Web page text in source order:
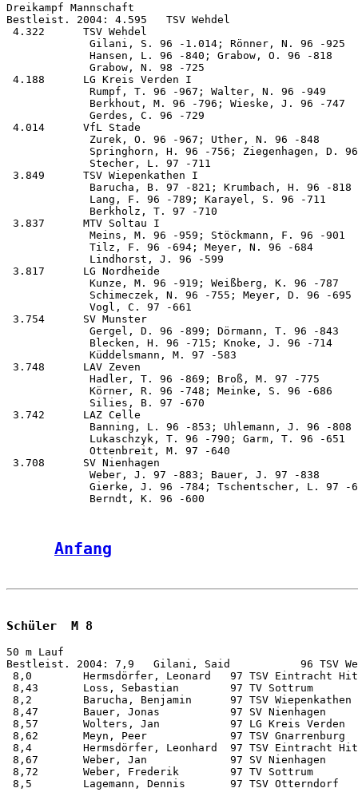
Dreikampf Mannschaft
Bestleist. 2004: 4.595   TSV Wehdel
4.322      TSV Wehdel
Gilani, S. 96 -
Hansen, L. 96 -
             Grabow, N. 98 -725
4.188      LG Kreis Verden I
Rumpf, T. 96 -
Berkhout, M. 96 -
             Gerdes, C. 96 -729
4.014      VfL Stade
Zurek, O. 96 -
Springhorn, H. 96 -756;
             Stecher, L. 97 -711
3.849      TSV Wiepenkathen I
Barucha, B. 97 -
Lang, F. 96 -789;
             Berkholz, T. 97 -710
3.837      MTV Soltau I
Meins, M. 96 -959;
Tilz, F. 96 -
             Lindhorst, J. 96 -599
3.817      LG Nordheide
Kunze, M. 96 -919;
Schimeczek, N. 96 -
             Vogl, C. 97 -661
3.754      SV Munster
Gergel, D. 96 -
Blecken, H. 96 -
             Küddelsmann, M. 97 -583
3.748      LAV Zeven
Hadler, T. 96 -
Körner, R. 96 -
             Silies, B. 97 -670
3.742      LAZ Celle
Banning, L. 96 -
Lukaschzyk, T. 96 -
             Ottenbreit, M. 97 -640
3.708      SV Nienhagen
Weber, J. 97 -
Gierke, J. 96 -784;
Anfang
Schüler  M 8
50 m Lauf
Bestleist. 2004: 7,9   Gilani, Said           96 TSV
8,0        Hermsdörfer, Leonard   97 TSV
8,43       Loss, Sebastian        97 TV Sottrum
8,2        Barucha, Benjamin      97 TSV
8,47       Bauer, Jonas           97 SV
8,57       Wolters, Jan           97 LG Kreis
8,62       Meyn, Peer             97 TSV
8,4        Hermsdörfer, Leonhard  97 TSV Eintracht
8,67       Weber, Jan             97 SV Nienhagen
8,72       Weber, Frederik        97 TV Sottrum
8,5        Lagemann, Dennis       97 TSV